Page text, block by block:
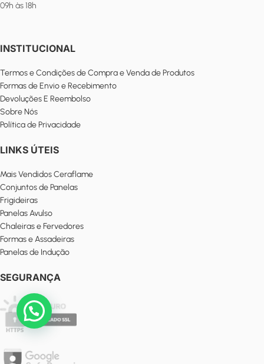
09h às 18h
INSTITUCIONAL
Termos e Condições de Compra e Venda de Produtos
Formas de Envio e Recebimento
Devoluções E Reembolso
Sobre Nós
Política de Privacidade
LINKS ÚTEIS
Mais Vendidos Ceraflame
Conjuntos de Panelas
Frigideiras
Panelas Avulso
Chaleiras e Fervedores
Formas e Assadeiras
Panelas de Indução
SEGURANÇA